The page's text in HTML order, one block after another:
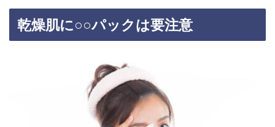
乾燥肌に○○パックは要注意